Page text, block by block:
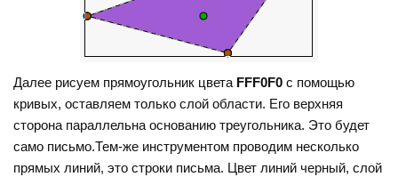
Далее рисуем прямоугольник цвета FFF0F0 с помощью
кривых, оставляем только слой области. Его верхняя
сторона параллельна основанию треугольника. Это будет
само письмо.Тем-же инструментом проводим несколько
прямых линий, это строки письма. Цвет линий черный, слой